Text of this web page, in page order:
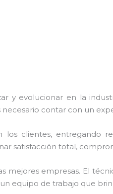
y evolucionar en la
necesario contar con un
clientes, entregando
satisfacción total,
mejores empresas. El
equipo de trabajo que